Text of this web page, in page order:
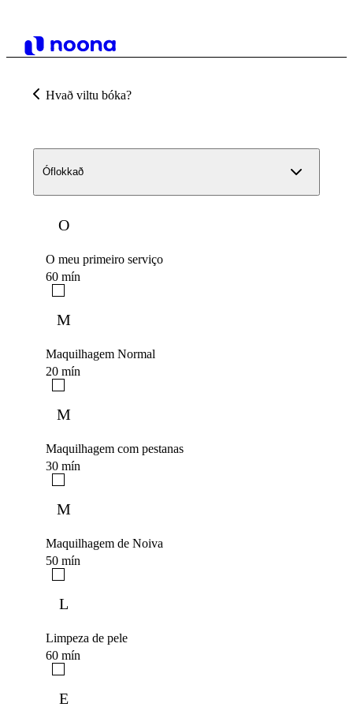
Hvað viltu bóka?
Óflokkað
O
O meu primeiro serviço
60 mín
M
Maquilhagem Normal
20 mín
M
Maquilhagem com pestanas
30 mín
M
Maquilhagem de Noiva
50 mín
L
Limpeza de pele
60 mín
E